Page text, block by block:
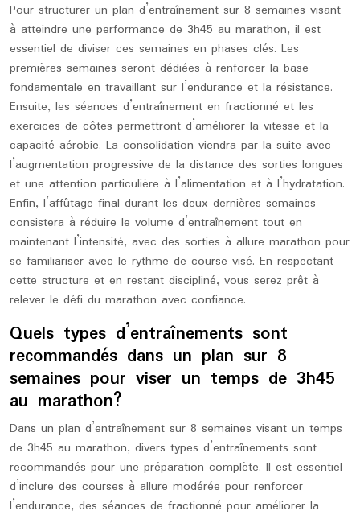
Pour structurer un plan d’entraînement sur 8 semaines visant
à atteindre une performance de 3h45 au marathon, il est
essentiel de diviser ces semaines en phases clés. Les
premières semaines seront dédiées à renforcer la base
fondamentale en travaillant sur l’endurance et la résistance.
Ensuite, les séances d’entraînement en fractionné et les
exercices de côtes permettront d’améliorer la vitesse et la
capacité aérobie. La consolidation viendra par la suite avec
l’augmentation progressive de la distance des sorties longues
et une attention particulière à l’alimentation et à l’hydratation.
Enfin, l’affûtage final durant les deux dernières semaines
consistera à réduire le volume d’entraînement tout en
maintenant l’intensité, avec des sorties à allure marathon pour
se familiariser avec le rythme de course visé. En respectant
cette structure et en restant discipliné, vous serez prêt à
relever le défi du marathon avec confiance.
Quels types d’entraînements sont
recommandés dans un plan sur 8
semaines pour viser un temps de 3h45
au marathon?
Dans un plan d’entraînement sur 8 semaines visant un temps
de 3h45 au marathon, divers types d’entraînements sont
recommandés pour une préparation complète. Il est essentiel
d’inclure des courses à allure modérée pour renforcer
l’endurance, des séances de fractionné pour améliorer la